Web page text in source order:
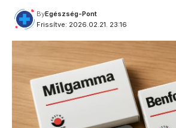
Frissítve: 2026.02.21. 23:16
ByEgészség-Pont